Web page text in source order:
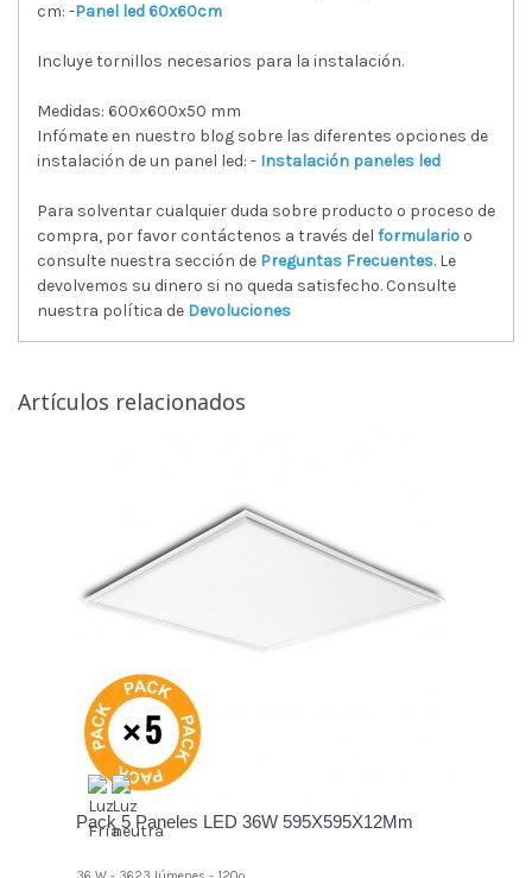
cm: -Panel led 60x60cm
Incluye tornillos necesarios para la instalación.
Medidas: 600x600x50 mm
Infómate en nuestro blog sobre las diferentes opciones de
instalación de un panel led: - Instalación paneles led
Para solventar cualquier duda sobre producto o proceso de
compra, por favor contáctenos a través del formulario o
consulte nuestra sección de Preguntas Frecuentes. Le
devolvemos su dinero si no queda satisfecho. Consulte
nuestra política de Devoluciones
Artículos relacionados
Pack 5 Paneles LED 36W 595X595X12Mm